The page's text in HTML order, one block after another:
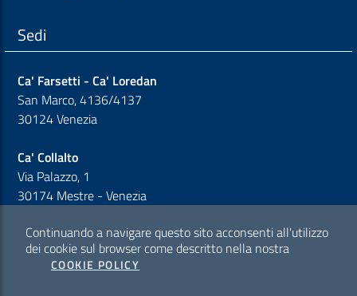
Sedi
Ca' Farsetti - Ca' Loredan
San Marco, 4136/4137
30124 Venezia
Ca' Collalto
Via Palazzo, 1
30174 Mestre - Venezia
Sezione Link Policy
Cookie policy
Continuando a navigare questo sito acconsenti all'utilizzo
dei cookie sul browser come descritto nella nostra
COOKIE POLICY